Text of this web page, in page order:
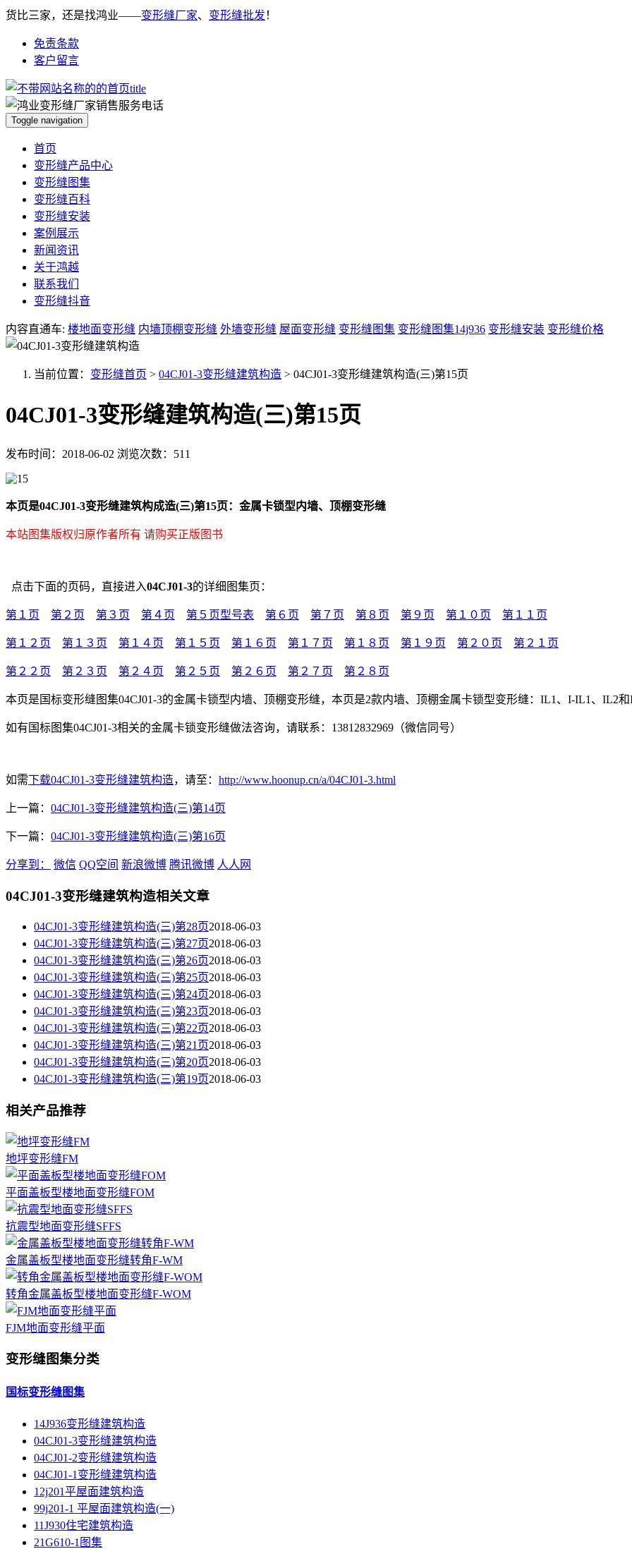
货比三家，还是找鸿业——变形缝厂家、 变形缝批发 ！
免责条款
客户留言
Toggle navigation
首页
变形缝产品中心
变形缝图集
变形缝百科
变形缝安装
案例展示
新闻资讯
关于鸿越
联系我们
变形缝抖音
内容直通车: 楼地面变形缝 内墙顶棚变形缝 外墙变形缝 屋面变形缝 变形缝图集 变形缝图集14j936 变形缝安装 变形缝价格
当前位置： 变形缝首页 > 04CJ01-3变形缝建筑构造 > 04CJ01-3变形缝建筑构造(三)第15页
04CJ01-3变形缝建筑构造(三)第15页
发布时间：2018-06-02 浏览次数：511
本页是04CJ01-3变形缝建筑构成造(三)第15页：金属卡锁型内墙、顶棚变形缝
本站图集版权归原作者所有 请购买正版图书
点击下面的页码，直接进入04CJ01-3的详细图集页：
第１页 第２页 第３页 第４页 第５页型号表 第６页 第７页 第８页 第９页 第１０页 第１１页
第１２页 第１３页 第１４页 第１５页 第１６页 第１７页 第１８页 第１９页 第２０页 第２１页
第２２页 第２３页 第２４页 第２５页 第２６页 第２７页 第２８页
本页是国标变形缝图集04CJ01-3的金属卡锁型内墙、顶棚变形缝，本页是2款内墙、顶棚金属卡锁型变形缝：IL1、I-IL1、IL2
如有国标图集04CJ01-3相关的金属卡锁变形缝做法咨询，请联系：13812832969（微信同号）
如需下载04CJ01-3变形缝建筑构造，请至： http://www.hoonup.cn/a/04CJ01-3.html
上一篇： 04CJ01-3变形缝建筑构造(三)第14页
下一篇： 04CJ01-3变形缝建筑构造(三)第16页
分享到： 微信 QQ空间 新浪微博 腾讯微博 人人网
04CJ01-3变形缝建筑构造相关文章
04CJ01-3变形缝建筑构造(三)第28页2018-06-03
04CJ01-3变形缝建筑构造(三)第27页2018-06-03
04CJ01-3变形缝建筑构造(三)第26页2018-06-03
04CJ01-3变形缝建筑构造(三)第25页2018-06-03
04CJ01-3变形缝建筑构造(三)第24页2018-06-03
04CJ01-3变形缝建筑构造(三)第23页2018-06-03
04CJ01-3变形缝建筑构造(三)第22页2018-06-03
04CJ01-3变形缝建筑构造(三)第21页2018-06-03
04CJ01-3变形缝建筑构造(三)第20页2018-06-03
04CJ01-3变形缝建筑构造(三)第19页2018-06-03
相关产品推荐
地坪变形缝FM
平面盖板型楼地面变形缝FOM
抗震型地面变形缝SFFS
金属盖板型楼地面变形缝转角F-WM
转角金属盖板型楼地面变形缝F-WOM
FJM地面变形缝平面
变形缝图集分类
国标变形缝图集
14J936变形缝建筑构造
04CJ01-3变形缝建筑构造
04CJ01-2变形缝建筑构造
04CJ01-1变形缝建筑构造
12j201平屋面建筑构造
99j201-1 平屋面建筑构造(一)
11J930住宅建筑构造
21G610-1图集